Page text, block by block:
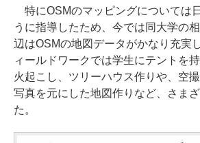
特にOSMのマッピングについては
うに指導したため、今では同大学の
辺はOSMの地図データがかなり充実
ィールドワークでは学生にテントを
火起こし、ツリーハウス作りや、空
写真を元にした地図作りなど、さま
た。